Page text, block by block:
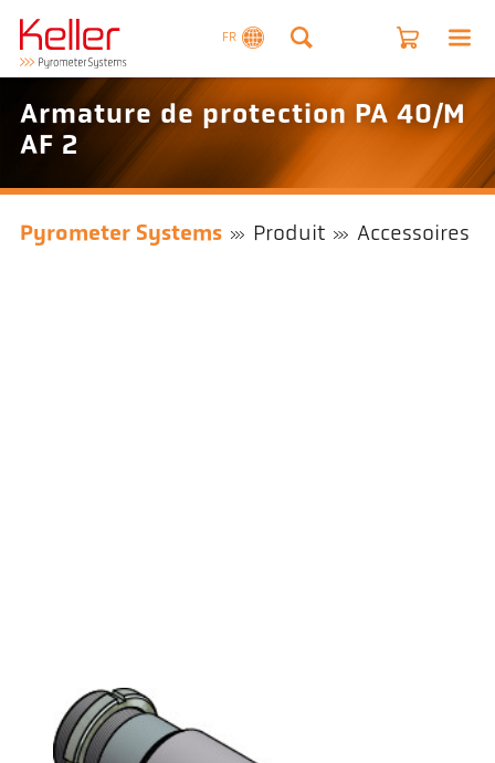
FR
Armature de protection PA 40/M
AF 2
Pyrometer Systems Produit Accessoires